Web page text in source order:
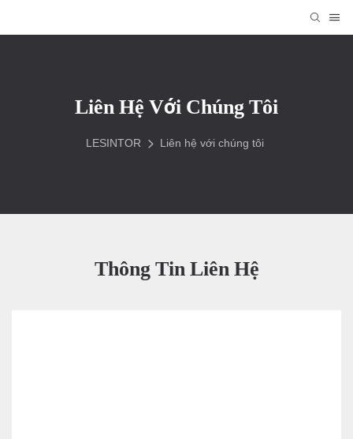
Liên Hệ Với Chúng Tôi
LESINTOR Liên hệ với chúng tôi
Thông Tin Liên Hệ